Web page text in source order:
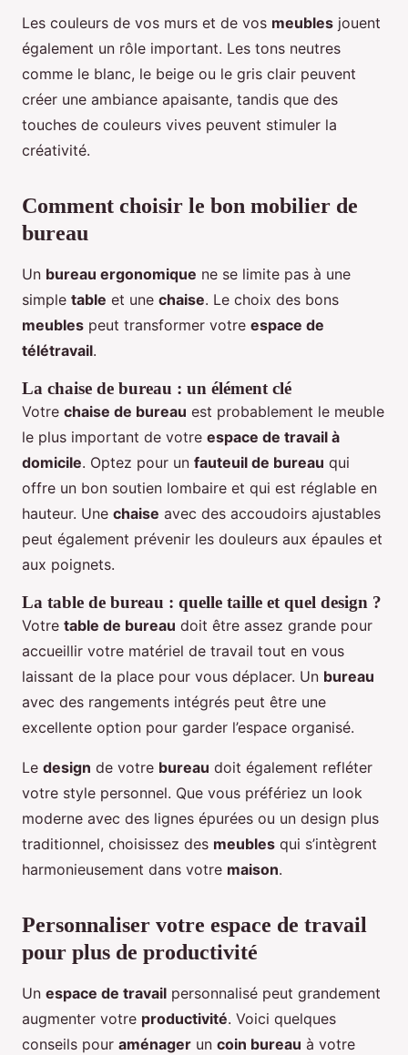
Les couleurs de vos murs et de vos meubles jouent
également un rôle important. Les tons neutres
comme le blanc, le beige ou le gris clair peuvent
créer une ambiance apaisante, tandis que des
touches de couleurs vives peuvent stimuler la
créativité.
Comment choisir le bon mobilier de
bureau
Un bureau ergonomique ne se limite pas à une
simple table et une chaise. Le choix des bons
meubles peut transformer votre espace de
télétravail.
La chaise de bureau : un élément clé
Votre chaise de bureau est probablement le meuble
le plus important de votre espace de travail à
domicile. Optez pour un fauteuil de bureau qui
offre un bon soutien lombaire et qui est réglable en
hauteur. Une chaise avec des accoudoirs ajustables
peut également prévenir les douleurs aux épaules et
aux poignets.
La table de bureau : quelle taille et quel design ?
Votre table de bureau doit être assez grande pour
accueillir votre matériel de travail tout en vous
laissant de la place pour vous déplacer. Un bureau
avec des rangements intégrés peut être une
excellente option pour garder l’espace organisé.
Le design de votre bureau doit également refléter
votre style personnel. Que vous préfériez un look
moderne avec des lignes épurées ou un design plus
traditionnel, choisissez des meubles qui s’intègrent
harmonieusement dans votre maison.
Personnaliser votre espace de travail
pour plus de productivité
Un espace de travail personnalisé peut grandement
augmenter votre productivité. Voici quelques
conseils pour aménager un coin bureau à votre